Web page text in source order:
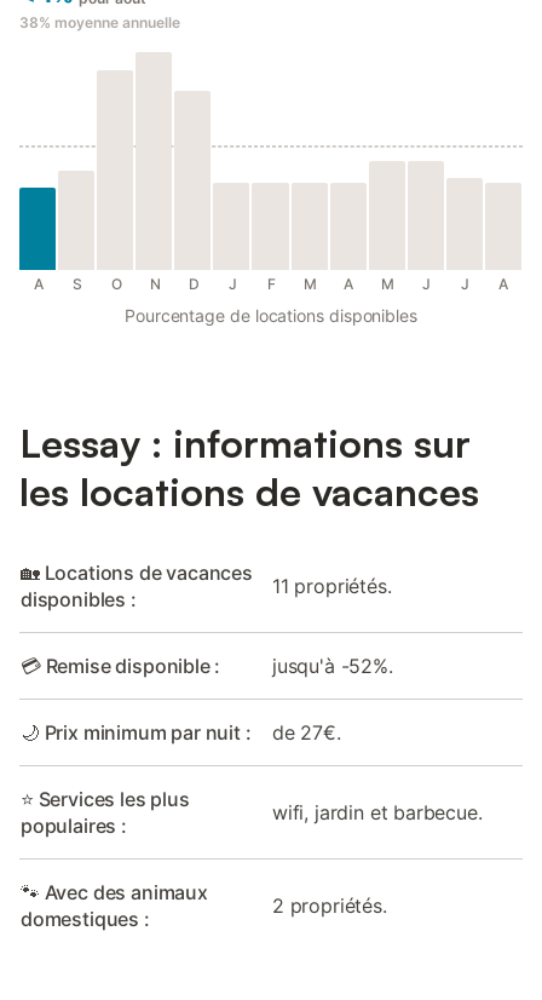
38% moyenne annuelle
A S O N D J F M A M J J A
Pourcentage de locations disponibles
Lessay : informations sur
les locations de vacances
🏡 Locations de vacances
disponibles :
11 propriétés.
💳 Remise disponible : jusqu'à -52%.
🌙 Prix minimum par nuit : de 27€.
⭐ Services les plus
populaires :
wifi, jardin et barbecue.
🐾 Avec des animaux
domestiques :
2 propriétés.